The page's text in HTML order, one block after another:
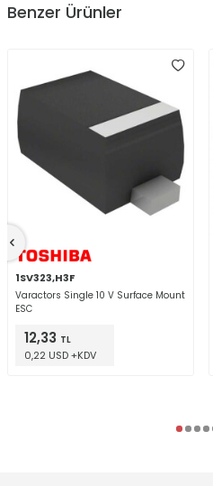
Benzer Ürünler
1SV323,H3F
Varactors Single 10 V Surface Mount
ESC
12,33 TL
0,22 USD +KDV